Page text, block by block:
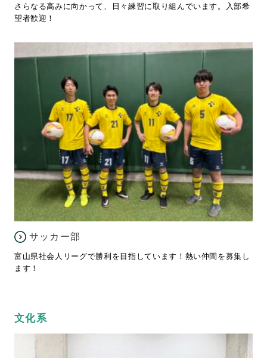
さらなる高みに向かって、日々練習に取り組んでいます。入部希
望者歓迎！
サッカー部
富山県社会人リーグで勝利を目指しています！熱い仲間を募集し
ます！
文化系